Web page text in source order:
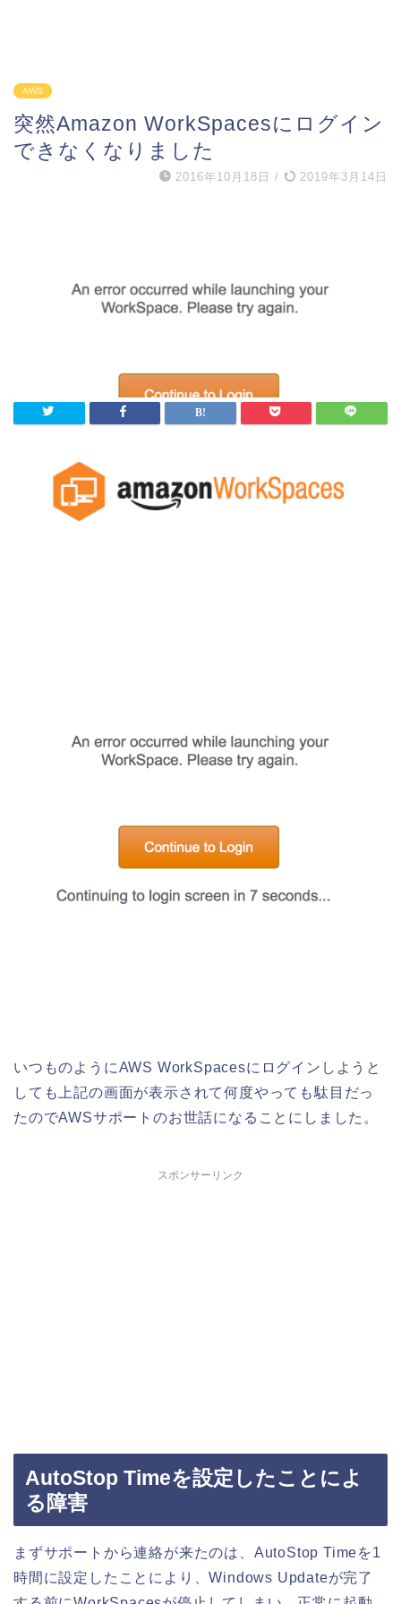
AWS
突然Amazon WorkSpacesにログイン
できなくなりました
2016年10月18日 / 2019年3月14日
いつものようにAWS WorkSpacesにログインしようと
しても上記の画面が表示されて何度やっても駄目だっ
たのでAWSサポートのお世話になることにしました。
スポンサーリンク
AutoStop Timeを設定したことによ
る障害
まずサポートから連絡が来たのは、AutoStop Timeを1
時間に設定したことにより、Windows Updateが完了